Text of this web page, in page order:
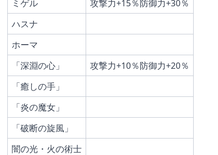
ミゲル
攻撃力+15％防御力+30％
ハスナ
ホーマ
「深淵の心」
攻撃力+10％防御力+20％
「癒しの手」
「炎の魔女」
「破断の旋風」
闇の光・火の術士